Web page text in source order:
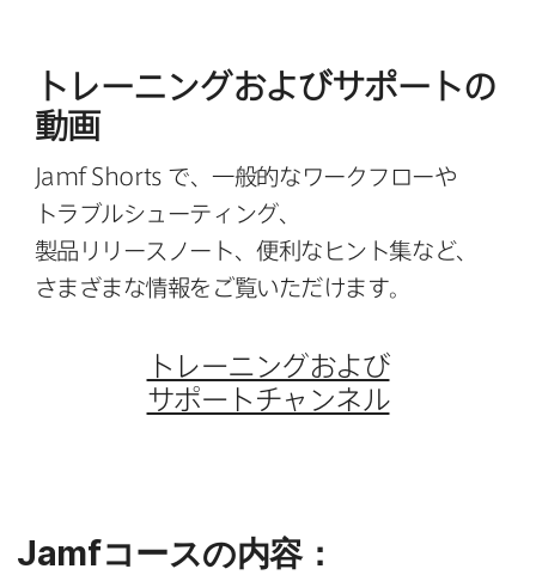
トレーニングおよび​サポートの​
動画
Jamf Shorts で、​一般的な​ワークフローや​
トラブルシューティング、​
製品リリースノート、​便利な​ヒント集など、​
さまざまな​情報を​ご覧いただけます。
トレーニングおよび​
サポートチャンネル
Jamfコースの​内容：